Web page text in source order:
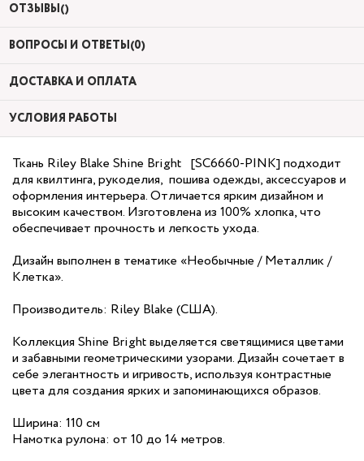
ОТЗЫВЫ()
ВОПРОСЫ И ОТВЕТЫ(0)
ДОСТАВКА И ОПЛАТА
УСЛОВИЯ РАБОТЫ
Ткань Riley Blake Shine Bright [SC6660-PINK] подходит
для квилтинга, рукоделия, пошива одежды, аксессуаров и
оформления интерьера. Отличается ярким дизайном и
высоким качеством. Изготовлена из 100% хлопка, что
обеспечивает прочность и легкость ухода.
Дизайн выполнен в тематике «Необычные / Металлик /
Клетка».
Производитель: Riley Blake (США).
Коллекция Shine Bright выделяется светящимися цветами
и забавными геометрическими узорами. Дизайн сочетает в
себе элегантность и игривость, используя контрастные
цвета для создания ярких и запоминающихся образов.
Ширина: 110 см
Намотка рулона: от 10 до 14 метров.